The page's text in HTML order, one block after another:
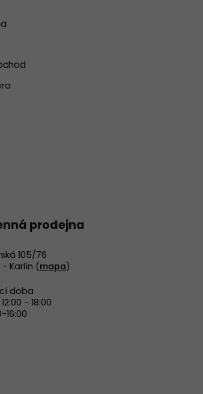
prodejna
105/76
- Karlín (mapa)
doba
- 18:00
16:00